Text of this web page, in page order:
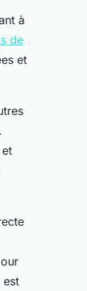
à
de
et
est